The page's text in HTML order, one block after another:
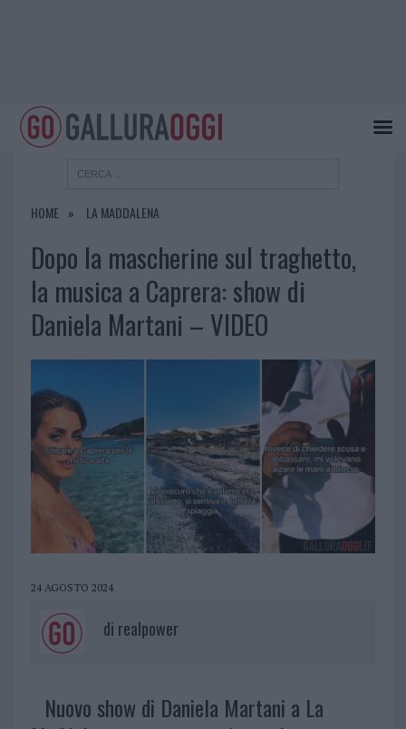
HOME LA MADDALENA
Dopo la mascherine sul traghetto,
la musica a Caprera: show di
Daniela Martani – VIDEO
24 AGOSTO 2024
di realpower
Nuovo show di Daniela Martani a La